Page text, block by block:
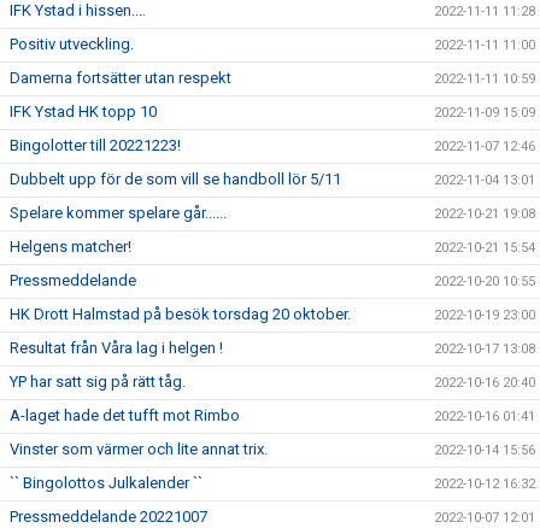
IFK Ystad i hissen.... 2022-11-11 11:28
Positiv utveckling. 2022-11-11 11:00
Damerna fortsätter utan respekt 2022-11-11 10:59
IFK Ystad HK topp 10 2022-11-09 15:09
Bingolotter till 20221223! 2022-11-07 12:46
Dubbelt upp för de som vill se handboll lör 5/11 2022-11-04 13:01
Spelare kommer spelare går...... 2022-10-21 19:08
Helgens matcher! 2022-10-21 15:54
Pressmeddelande 2022-10-20 10:55
HK Drott Halmstad på besök torsdag 20 oktober. 2022-10-19 23:00
Resultat från Våra lag i helgen ! 2022-10-17 13:08
YP har satt sig på rätt tåg. 2022-10-16 20:40
A-laget hade det tufft mot Rimbo 2022-10-16 01:41
Vinster som värmer och lite annat trix. 2022-10-14 15:56
`` Bingolottos Julkalender `` 2022-10-12 16:32
Pressmeddelande 20221007 2022-10-07 12:01